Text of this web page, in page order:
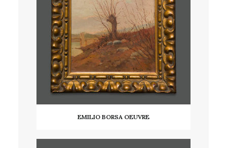
EMILIO BORSA OEUVRE